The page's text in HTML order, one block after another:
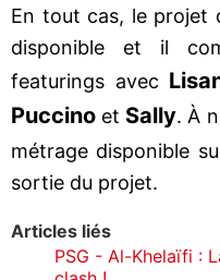
En tout cas, le projet
disponible et il
featurings avec
Puccino et Sally. À
métrage disponible
sortie du projet.
Articles liés
PSG - Al-Khelaïfi :